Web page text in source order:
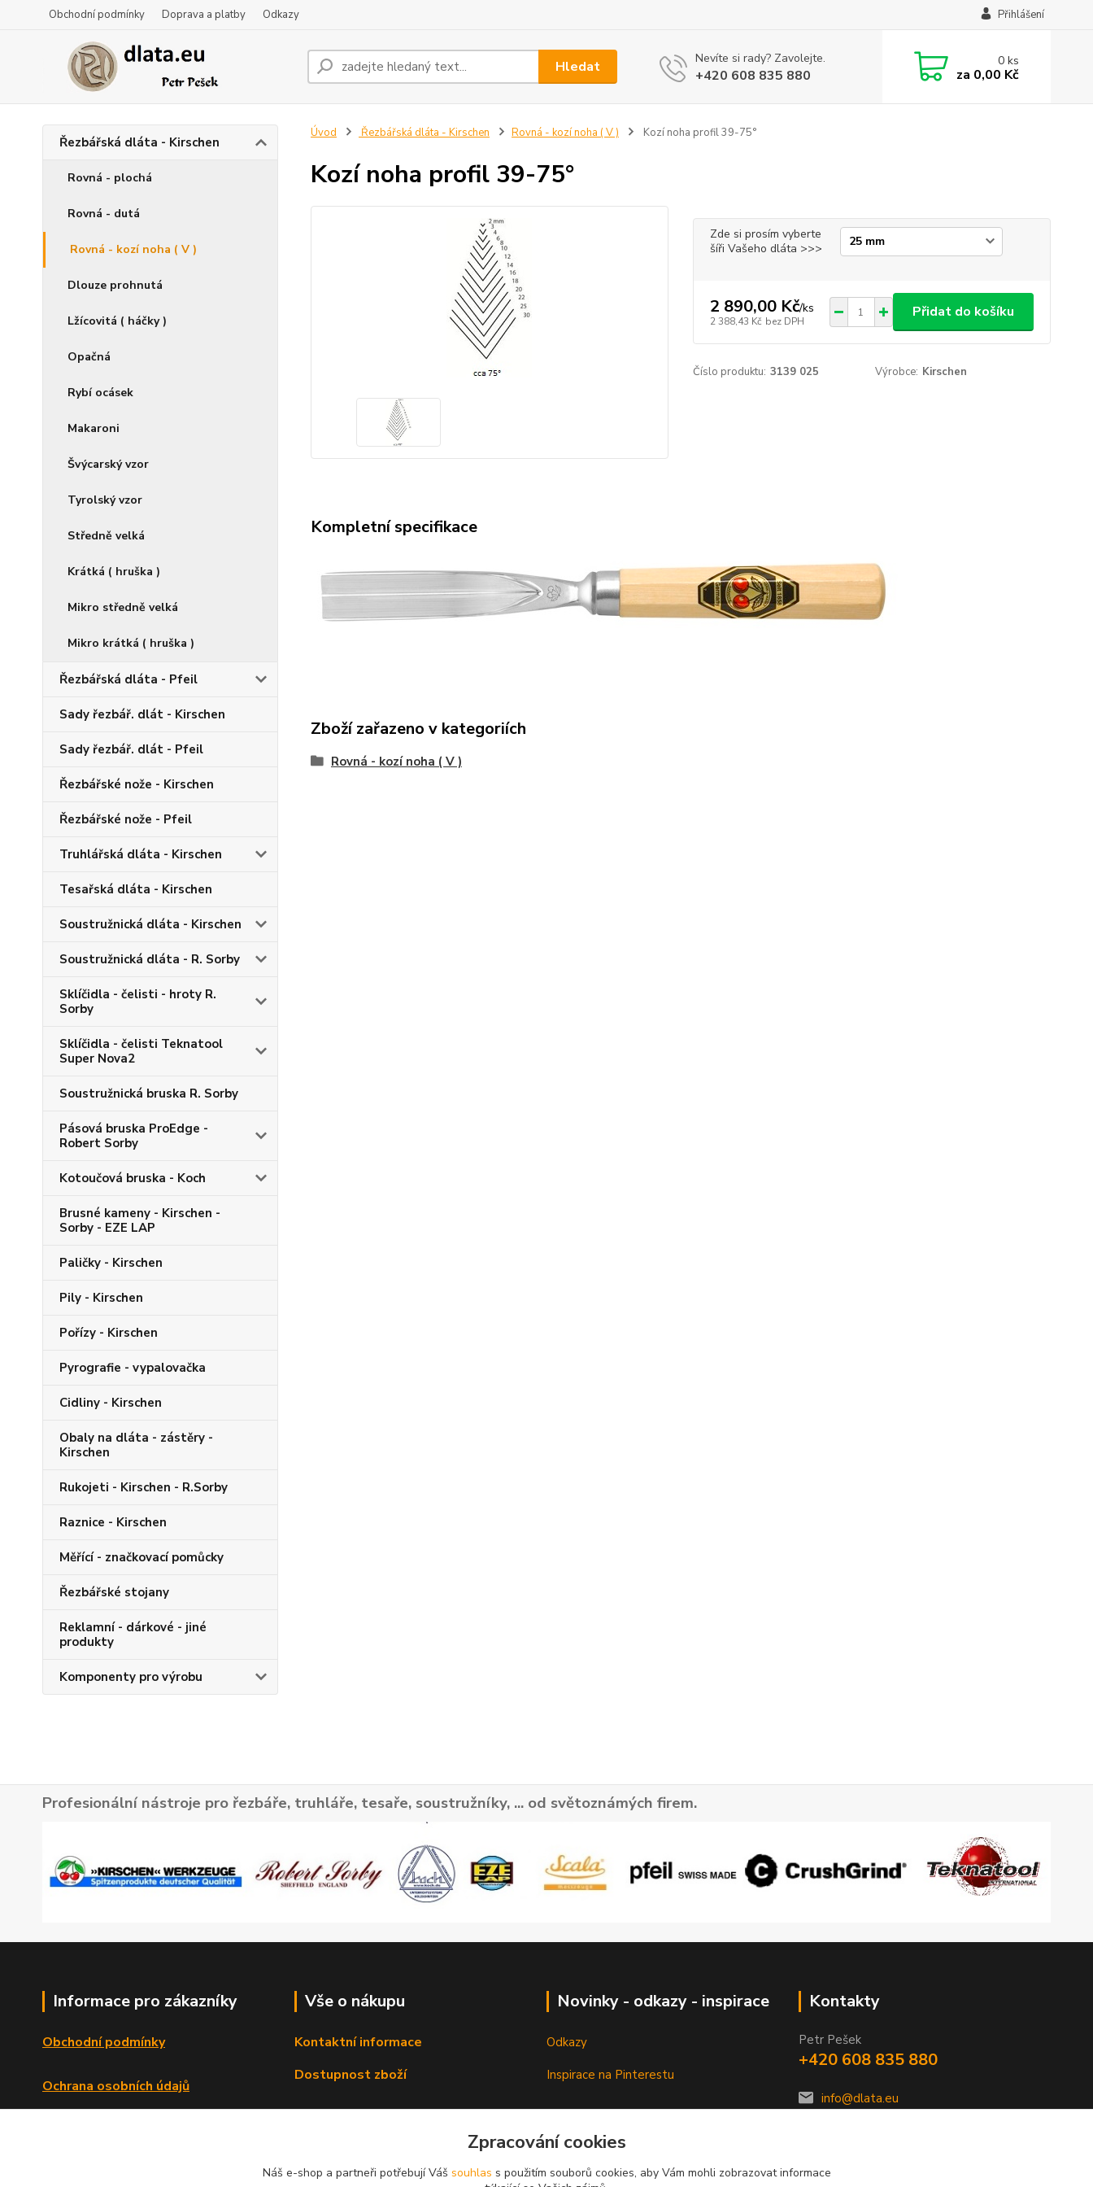
Obchodní podmínky Doprava a platby Odkazy Přihlášení
Hledat Nevíte si rady? Zavolejte.
+420 608 835 880
0ks
za 0,00 Kč
Řezbářská dláta - Kirschen
Rovná - plochá
Rovná - dutá
Rovná - kozí noha ( V )
Dlouze prohnutá
Lžícovitá ( háčky )
Opačná
Rybí ocásek
Makaroni
Švýcarský vzor
Tyrolský vzor
Středně velká
Krátká ( hruška )
Mikro středně velká
Mikro krátká ( hruška )
Řezbářská dláta - Pfeil
Sady řezbář. dlát - Kirschen
Sady řezbář. dlát - Pfeil
Řezbářské nože - Kirschen
Řezbářské nože - Pfeil
Truhlářská dláta - Kirschen
Tesařská dláta - Kirschen
Soustružnická dláta - Kirschen
Soustružnická dláta - R. Sorby
Sklíčidla - čelisti - hroty R.
Sorby
Sklíčidla - čelisti Teknatool
Super Nova2
Soustružnická bruska R. Sorby
Pásová bruska ProEdge -
Robert Sorby
Kotoučová bruska - Koch
Brusné kameny - Kirschen -
Sorby - EZE LAP
Paličky - Kirschen
Pily - Kirschen
Pořízy - Kirschen
Pyrografie - vypalovačka
Cidliny - Kirschen
Obaly na dláta - zástěry -
Kirschen
Rukojeti - Kirschen - R.Sorby
Raznice - Kirschen
Měřící - značkovací pomůcky
Řezbářské stojany
Reklamní - dárkové - jiné
produkty
Komponenty pro výrobu
Úvod Řezbářská dláta - Kirschen Rovná - kozí noha ( V ) Kozí noha profil 39-75°
Kozí noha profil 39-75°
Zde si prosím vyberte
šíři Vašeho dláta >>>
2 890,00 Kč/ks
2 388,43 Kč bez DPH
Přidat do košíku
Číslo produktu: 3139 025 Výrobce: Kirschen
Kompletní specifikace
Zboží zařazeno v kategoriích
Rovná - kozí noha ( V )
Profesionální nástroje pro řezbáře, truhláře, tesaře, soustružníky, ... od světoznámých firem.
Informace pro zákazníky
Obchodní podmínky
Ochrana osobních údajů
Vše o nákupu
Kontaktní informace
Dostupnost zboží
Novinky - odkazy - inspirace
Odkazy
Inspirace na Pinterestu
Kontakty
Petr Pešek
+420 608 835 880
info@dlata.eu
Zpracování cookies
Náš e-shop a partneři potřebují Váš souhlas s použitím souborů cookies, aby Vám mohli zobrazovat informace